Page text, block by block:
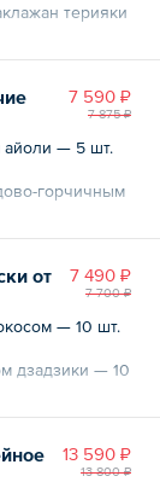
терияки
икрой — 10
крем,
г
7 590 ₽
7 875 ₽
— 5 шт.
горчичным
— 10 шт. 1000
шт. 900 г7 490 ₽
7 700 ₽
от
— 10 шт.
дзадзики — 10
шт. 1000 г
13 590 ₽
13 800 ₽